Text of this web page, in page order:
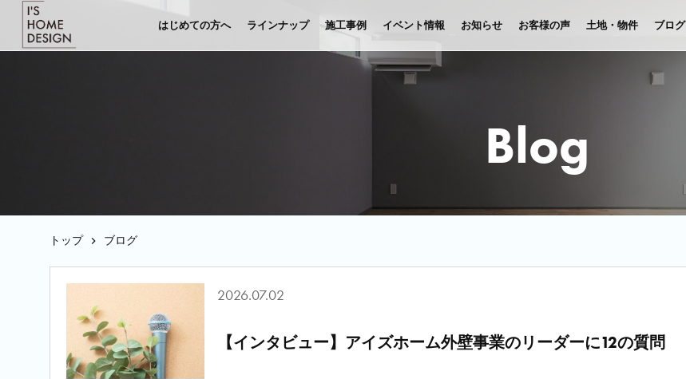
はじめての方へ ラインナップ 施工事例 イベント情報 お知らせ お客様の声 土地・物件 ブログ
Blog
トップ ブログ
2026.07.02
【インタビュー】アイズホーム外壁事業のリーダーに12の質問